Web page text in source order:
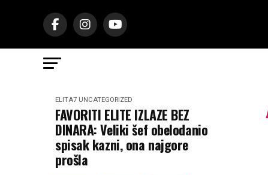
ELITA7 UNCATEGORIZED
FAVORITI ELITE IZLAZE BEZ
DINARA: Veliki šef obelodanio
spisak kazni, ona najgore
prošla